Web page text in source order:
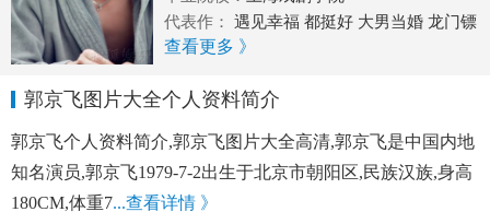
代表作：
遇见幸福 都挺好 大男当婚 龙门镖
局 防火墙5788 那样芬芳 暗黑者
查看更多 》
郭京飞图片大全个人资料简介
郭京飞个人资料简介,郭京飞图片大全高清,郭京飞是中国内地
知名演员,郭京飞1979-7-2出生于北京市朝阳区,民族汉族,身高
180CM,体重7...查看详情 》